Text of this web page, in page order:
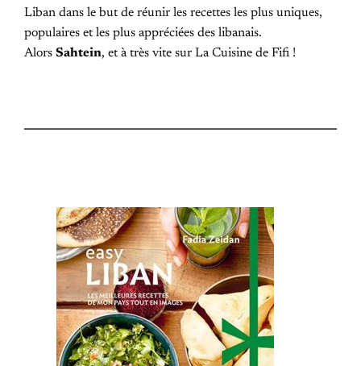
Liban dans le but de réunir les recettes les plus uniques,
populaires et les plus appréciées des libanais.
Alors Sahtein, et à très vite sur La Cuisine de Fifi !